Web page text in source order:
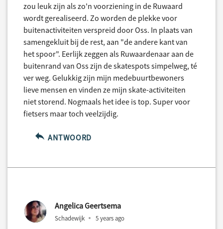
zou leuk zijn als zo'n voorziening in de Ruwaard
wordt gerealiseerd. Zo worden de plekke voor
buitenactiviteiten verspreid door Oss. In plaats van
samengekluit bij de rest, aan "de andere kant van
het spoor". Eerlijk zeggen als Ruwaardenaar aan de
buitenrand van Oss zijn de skatespots simpelweg, té
ver weg. Gelukkig zijn mijn medebuurtbewoners
lieve mensen en vinden ze mijn skate-activiteiten
niet storend. Nogmaals het idee is top. Super voor
fietsers maar toch veelzijdig.
ANTWOORD
Angelica Geertsema
Schadewijk 5 years ago